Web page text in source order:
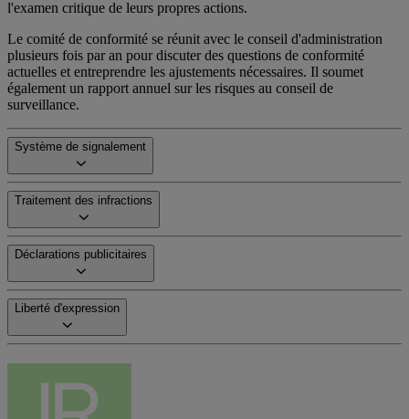
l'examen critique de leurs propres actions.
Le comité de conformité se réunit avec le conseil d'administration
plusieurs fois par an pour discuter des questions de conformité
actuelles et entreprendre les ajustements nécessaires. Il soumet
également un rapport annuel sur les risques au conseil de
surveillance.
Système de signalement
Traitement des infractions
Déclarations publicitaires
Liberté d'expression